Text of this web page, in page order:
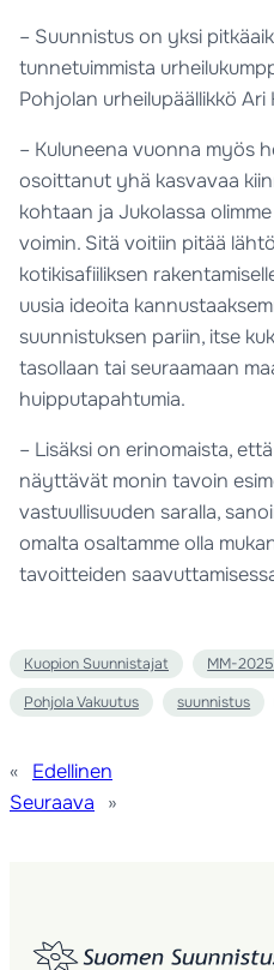
– Suunnistus on yksi
tunnetuimmista
Pohjolan urheilupäällikkö Ari
– Kuluneena vuonna myös
osoittanut yhä kasvavaa
kohtaan ja Jukolassa
voimin. Sitä voitiin pitää
kotikisafiiliksen
uusia ideoita
suunnistuksen pariin, itse
tasollaan tai seuraamaan
huipputapahtumia.
– Lisäksi on erinomaista,
näyttävät monin tavoin
vastuullisuuden saralla,
omalta osaltamme olla
tavoitteiden
Kuopion Suunnistajat MM-
Pohjola Vakuutus suunnistus
«
Edellinen
Seuraava
»